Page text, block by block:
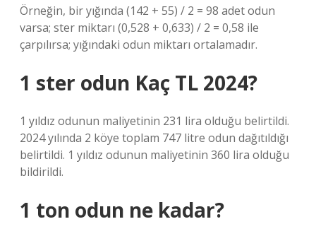
Örneğin, bir yığında (142 + 55) / 2 = 98 adet odun
varsa; ster miktarı (0,528 + 0,633) / 2 = 0,58 ile
çarpılırsa; yığındaki odun miktarı ortalamadır.
1 ster odun Kaç TL 2024?
1 yıldız odunun maliyetinin 231 lira olduğu belirtildi.
2024 yılında 2 köye toplam 747 litre odun dağıtıldığı
belirtildi. 1 yıldız odunun maliyetinin 360 lira olduğu
bildirildi.
1 ton odun ne kadar?